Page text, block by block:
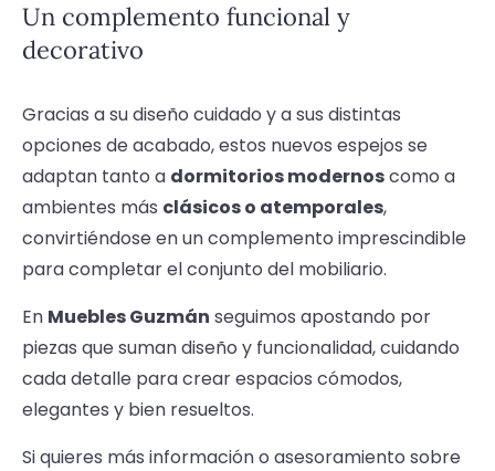
Un complemento funcional y
decorativo
Gracias a su diseño cuidado y a sus distintas
opciones de acabado, estos nuevos espejos se
adaptan tanto a dormitorios modernoscomo a
ambientes más clásicos o atemporales,
convirtiéndose en un complemento imprescindible
para completar el conjunto del mobiliario.
En Muebles Guzmán seguimos apostando por
piezas que suman diseño y funcionalidad, cuidando
cada detalle para crear espacios cómodos,
elegantes y bien resueltos.
Si quieres más información o asesoramiento sobre